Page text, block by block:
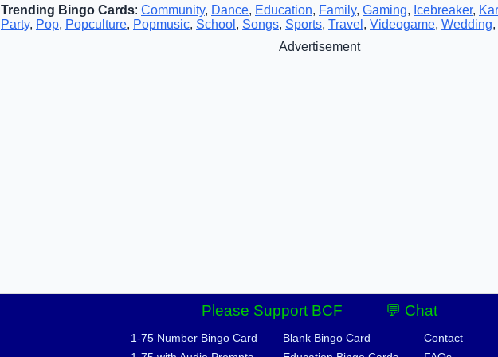
Trending Bingo Cards: Community, Dance, Education, Family, Gaming, Icebreaker,
Party, Pop, Popculture, Popmusic, School , Songs, Sports, Travel , Videogame, Wedding,
Advertisement
Please Support BCF 💬 Chat
1-75 Number Bingo Card
Blank Bingo Card
Contact